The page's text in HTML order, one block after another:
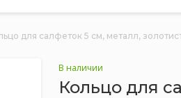
для салфеток 5 см, металл,
В наличии
Кольцо для